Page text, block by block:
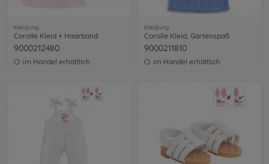
Kleidung
Corolle Kleid + Haarband
9000212480
im Handel erhältlich
Kleidung
Corolle Kleid, Gartenspaß
9000211810
im Handel erhältlich